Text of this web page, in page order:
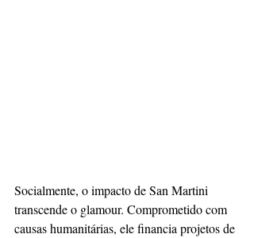
Socialmente, o impacto de San Martini
transcende o glamour. Comprometido com
causas humanitárias, ele financia projetos de